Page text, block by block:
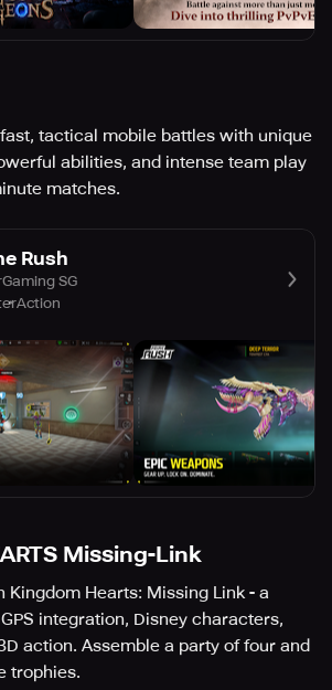
tactical mobile battles with unique
abilities, and intense team play
matches.
Rush
SG
Action
Missing-Link
Kingdom Hearts: Missing Link - a
integration, Disney characters,
action. Assemble a party of four and
trophies.